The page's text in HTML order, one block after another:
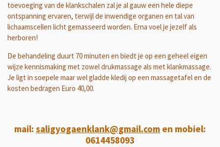
toevoeging van de klankschalen zal je al gauw een hele diepe
ontspanning ervaren, terwijl de inwendige organen en tal van
lichaamscellen licht gemasseerd worden. Erna voel je jezelf als
herboren!
De behandeling duurt 70 minuten en biedt je op een geheel eigen
wijze kennismaking met zowel drukmassage als met klankmassage.
Je ligt in soepele maar wel gladde kledij op een massagetafel en de
kosten bedragen Euro 40,00.
mail: saligyogaenklank@gmail.com en mobiel:
0614458093